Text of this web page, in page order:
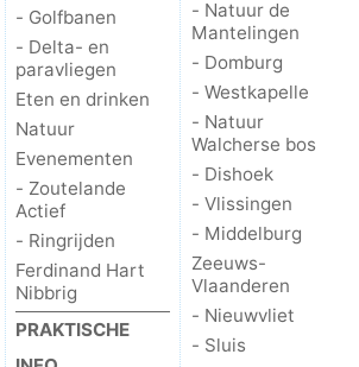
- Golfbanen
- Delta- en
paravliegen
Eten en drinken
Natuur
Evenementen
- Zoutelande
Actief
- Ringrijden
Ferdinand Hart
Nibbrig
PRAKTISCHE
- Natuur de
Mantelingen
- Domburg
- Westkapelle
- Natuur
Walcherse bos
- Dishoek
- Vlissingen
- Middelburg
Zeeuws-
Vlaanderen
- Nieuwvliet
- Sluis